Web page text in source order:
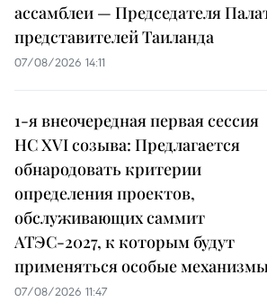
ассамблеи — Председателя
представителей Таиланда
07/08/2026 14:11
1-я внеочередная первая сессия
НС XVI созыва: Предлагается
обнародовать критерии
определения проектов,
обслуживающих саммит
АТЭС-2027, к которым будут
применяться особые
07/08/2026 11:47